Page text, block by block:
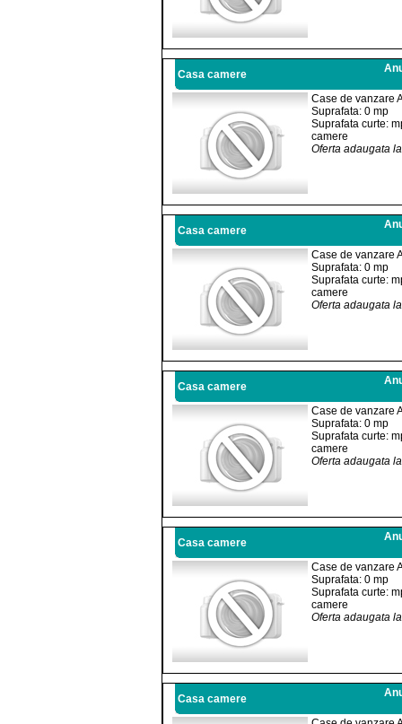
Casa camere
Case de vanzare
Suprafata: 0 mp
Suprafata curte:
camere
Oferta adaugata
Casa camere
Case de vanzare
Suprafata: 0 mp
Suprafata curte:
camere
Oferta adaugata
Casa camere
Case de vanzare
Suprafata: 0 mp
Suprafata curte:
camere
Oferta adaugata
Casa camere
Case de vanzare
Suprafata: 0 mp
Suprafata curte:
camere
Oferta adaugata
Casa camere